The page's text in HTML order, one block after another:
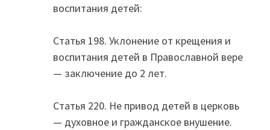
воспитания детей:
Статья 198. Уклонение от крещения и
воспитания детей в Православной вере
— заключение до 2 лет.
Статья 220. Не привод детей в церковь
— духовное и гражданское внушение.